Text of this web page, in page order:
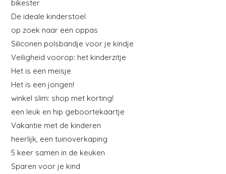
bikester
De ideale kinderstoel
op zoek naar een oppas
Siliconen polsbandje voor je kindje
Veiligheid voorop: het kinderzitje
Het is een meisje
Het is een jongen!
winkel slim: shop met korting!
een leuk en hip geboortekaartje
Vakantie met de kinderen
heerlijk, een tuinoverkaping
5 keer samen in de keuken
Sparen voor je kind